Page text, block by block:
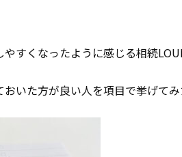
すくなったように感じる相続
いた方が良い人を項目で挙げてみ